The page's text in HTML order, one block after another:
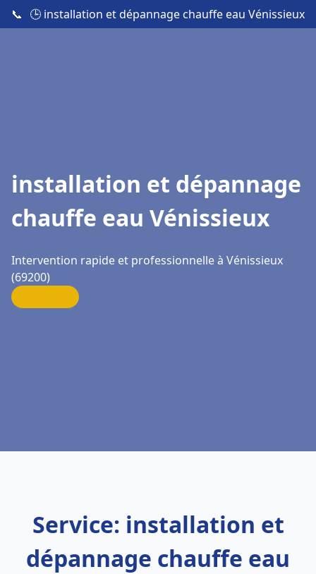
📞 🕒 installation et dépannage chauffe eau Vénissieux
installation et dépannage
chauffe eau Vénissieux
Intervention rapide et professionnelle à Vénissieux
(69200)
Service: installation et
dépannage chauffe eau